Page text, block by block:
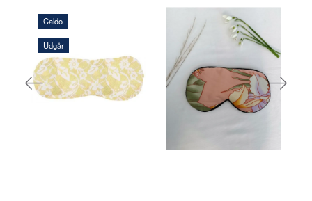
Caldo
Udgår
108,00 DKK 116,00 DKK
AGGIUNGI